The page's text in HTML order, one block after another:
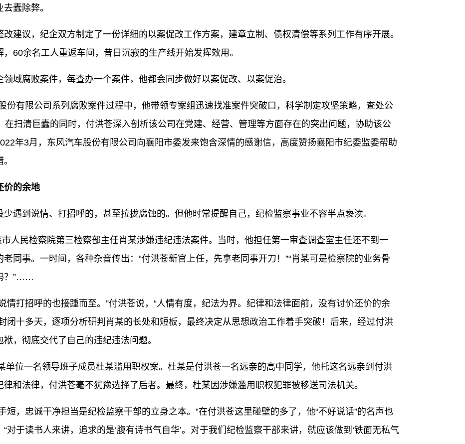
蠹除弊。
议，纪企双方制定了一份详细的以案促改工作方案，建章立制、债权清偿等系列工作有序开展。
60余名工人重返车间，昔日沉寂的生产线开始发挥效用。
腐败案件，每查办一个案件，他都会同步做好以案促改、以案促治。
有限公司系列腐败案件过程中，他带领专案组迅速找准案件突破口，科学制定攻坚策略，查处公
在扫清巨蠹的同时，付洪苍深入剖析该公司在党建、经营、管理等方面存在的突出问题，协助该公
年3月，东风汽车股份有限公司向襄阳市委发来饱含深情的感谢信，高度赞扬襄阳市纪委监委帮助
的余地
到说情、打招呼的，甚至拉拢腐蚀的。但他时常提醒自己，纪检监察事业不容半点亵渎。
民检察院第三检察部主任肖某涉嫌违纪违法案件。当时，他担任第一审查调查室主任还不到一
同事。一时间，各种杂音传出：“付洪苍新官上任，先拿老同事开刀！”“肖某可是检察院的业务骨
？”……
打招呼的也接踵而至。”付洪苍说，“人情有度，纪法为界。纪律和法律面前，没有讨价还价的余
闭十多天，逐项分析研判肖某的长处和短板，最终决定从思想政治工作着手突破！后来，经过付洪
，彻底交代了自己的违纪违法问题。
位一名领导班子成员杜某滥用职权案。杜某是付洪苍一名远亲的高中同学，他托这名远亲到付洪
和法律，付洪苍毫不犹豫选择了后者。最终，杜某因涉嫌滥用职权犯罪被移送司法机关。
，忠诚干净担当是纪检监察干部的立身之本。”在付洪苍这里碰壁的多了，他“不好说话”的名声也
对于读书人来讲，追求的是‘腹有诗书气自华’。对于我们纪检监察干部来讲，就应该做到‘铁面无私气